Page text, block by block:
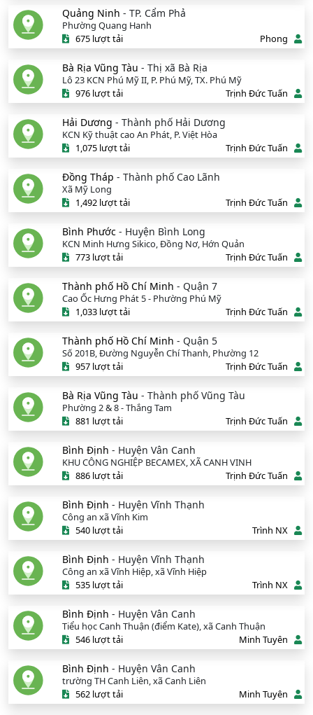
Quảng Ninh - TP. Cẩm Phả
Phường Quang Hanh
675 lượt tải
Phong
Bà Rịa Vũng Tàu - Thị xã Bà Rịa
Lô 23 KCN Phú Mỹ II, P. Phú Mỹ, TX. Phú Mỹ
976 lượt tải
Trịnh Đức Tuấn
Hải Dương - Thành phố Hải Dương
KCN Kỹ thuật cao An Phát, P. Việt Hòa
1,075 lượt tải
Trịnh Đức Tuấn
Đồng Tháp - Thành phố Cao Lãnh
Xã Mỹ Long
1,492 lượt tải
Trịnh Đức Tuấn
Bình Phước - Huyện Bình Long
KCN Minh Hưng Sikico, Đồng Nơ, Hớn Quản
773 lượt tải
Trịnh Đức Tuấn
Thành phố Hồ Chí Minh - Quận 7
Cao Ốc Hưng Phát 5 - Phường Phú Mỹ
1,033 lượt tải
Trịnh Đức Tuấn
Thành phố Hồ Chí Minh - Quận 5
Số 201B, Đường Nguyễn Chí Thanh, Phường 12
957 lượt tải
Trịnh Đức Tuấn
Bà Rịa Vũng Tàu - Thành phố Vũng Tàu
Phường 2 & 8 - Thắng Tam
881 lượt tải
Trịnh Đức Tuấn
Bình Định - Huyện Vân Canh
KHU CÔNG NGHIỆP BECAMEX, XÃ CANH VINH
886 lượt tải
Trịnh Đức Tuấn
Bình Định - Huyện Vĩnh Thạnh
Công an xã Vĩnh Kim
540 lượt tải
Trình NX
Bình Định - Huyện Vĩnh Thạnh
Công an xã Vĩnh Hiệp, xã Vĩnh Hiệp
535 lượt tải
Trình NX
Bình Định - Huyện Vân Canh
Tiểu học Canh Thuận (điểm Kate), xã Canh Thuận
546 lượt tải
Minh Tuyên
Bình Định - Huyện Vân Canh
trường TH Canh Liên, xã Canh Liên
562 lượt tải
Minh Tuyên